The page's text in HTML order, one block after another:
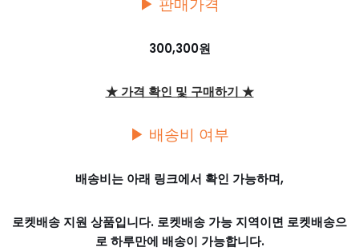
300,300원
★ 가격 확인 및 구매하기 ★
▶ 배송비 여부
배송비는 아래 링크에서 확인 가능하며,
로켓배송 지원 상품입니다. 로켓배송 가능 지역이면 로켓배송으
로 하루만에 배송이 가능합니다.